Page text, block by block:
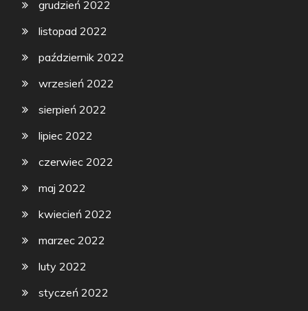
grudzień 2022
listopad 2022
październik 2022
wrzesień 2022
sierpień 2022
lipiec 2022
czerwiec 2022
maj 2022
kwiecień 2022
marzec 2022
luty 2022
styczeń 2022